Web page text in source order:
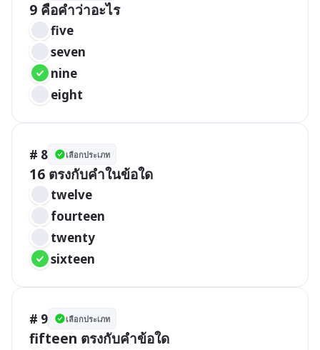
9 คือคำว่าอะไร
five
seven
nine
eight
# 8 เลือกประเภท
16 ตรงกับคำในข้อใด
twelve
fourteen
twenty
sixteen
# 9 เลือกประเภท
fifteen ตรงกับคำข้อใด